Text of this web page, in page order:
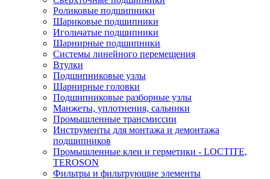
Роликовые подшипники
Шариковые подшипники
Игольчатые подшипники
Шарнирные подшипники
Системы линейного перемещения
Втулки
Подшипниковые узлы
Шарнирные головки
Подшипниковые разборные узлы
Манжеты, уплотнения, сальники
Промышленные трансмиссии
Инструменты для монтажа и демонтажа
подшипников
Промышленные клеи и герметики - LOCTITE,
TEROSON
Фильтры и фильтрующие элементы